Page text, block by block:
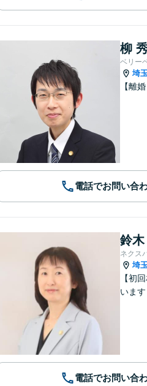
柳
ベリー
埼
【離
電話でお問い合
鈴
ネクス
埼
【初
いま
電話でお問い合